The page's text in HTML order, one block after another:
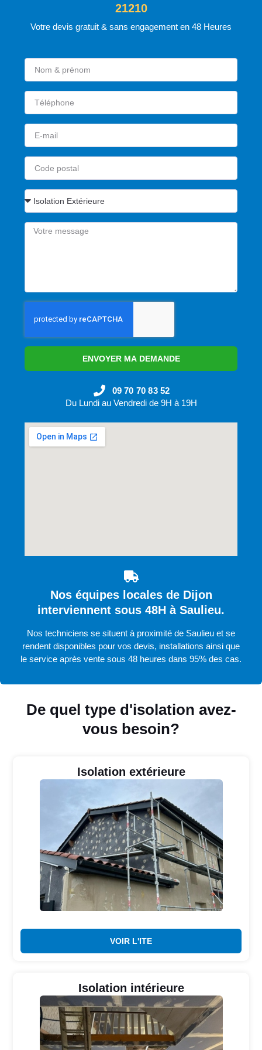
De quel type d'isolation avez-
vous besoin?
Isolation extérieure
VOIR L'ITE
Isolation intérieure
21210
Votre devis gratuit & sans engagement en 48 Heures
ENVOYER MA DEMANDE
09 70 70 83 52
Du Lundi au Vendredi de 9H à 19H
Nos équipes locales de Dijon
interviennent sous 48H à Saulieu.
Nos techniciens se situent à proximité de Saulieu et se
rendent disponibles pour vos devis, installations ainsi que
le service après vente sous 48 heures dans 95% des cas.